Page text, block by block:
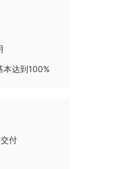
本达到100%
付